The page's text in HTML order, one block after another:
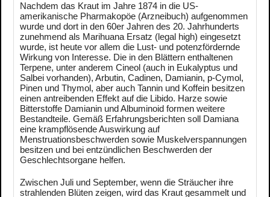
Nachdem das Kraut im Jahre 1874 in die US-
amerikanische Pharmakopöe (Arzneibuch) aufgenommen
wurde und dort in den 60er Jahren des 20. Jahrhunderts
zunehmend als Marihuana Ersatz (legal high) eingesetzt
wurde, ist heute vor allem die Lust- und potenzfördernde
Wirkung von Interesse. Die in den Blättern enthaltenen
Terpene, unter anderem Cineol (auch in Eukalyptus und
Salbei vorhanden), Arbutin, Cadinen, Damianin, p-Cymol,
Pinen und Thymol, aber auch Tannin und Koffein besitzen
einen antreibenden Effekt auf die Libido. Harze sowie
Bitterstoffe Damianin und Albuminoid formen weitere
Bestandteile. Gemäß Erfahrungsberichten soll Damiana
eine krampflösende Auswirkung auf
Menstruationsbeschwerden sowie Muskelverspannungen
besitzen und bei entzündlichen Beschwerden der
Geschlechtsorgane helfen.
Zwischen Juli und September, wenn die Sträucher ihre
strahlenden Blüten zeigen, wird das Kraut gesammelt und